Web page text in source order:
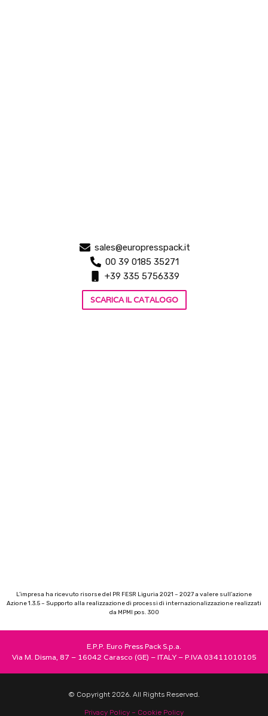
sales@europresspack.it
00 39 0185 35271
+39 335 5756339
SCARICA IL CATALOGO
L’impresa ha ricevuto risorse del PR FESR Liguria 2021 – 2027 a valere sull’azione
Azione 1.3.5 – Supporto alla realizzazione di processi di internazionalizzazione realizzati
da MPMI pos. 300
E.P.P. Euro Press Pack S.p.a.
Via M. Disma, 87 – 16042 Carasco (GE) – ITALY – P.IVA 03411010105
© Copyright 2026. All Rights Reserved.
Privacy Policy – Cookie Policy